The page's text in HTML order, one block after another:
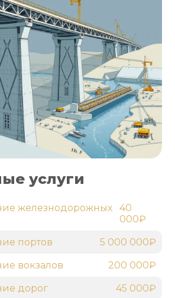
услуги
железнодорожных
40
000₽
портов 5 000 000₽
вокзалов 200 000₽
дорог 45 000₽